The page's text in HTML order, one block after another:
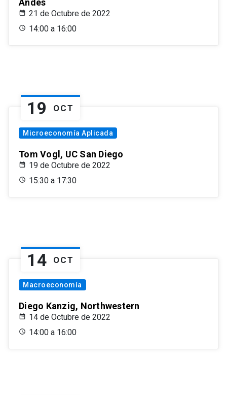
Andes
21 de Octubre de 2022
14:00 a 16:00
19 OCT
Microeconomía Aplicada
Tom Vogl, UC San Diego
19 de Octubre de 2022
15:30 a 17:30
14 OCT
Macroeconomía
Diego Kanzig, Northwestern
14 de Octubre de 2022
14:00 a 16:00